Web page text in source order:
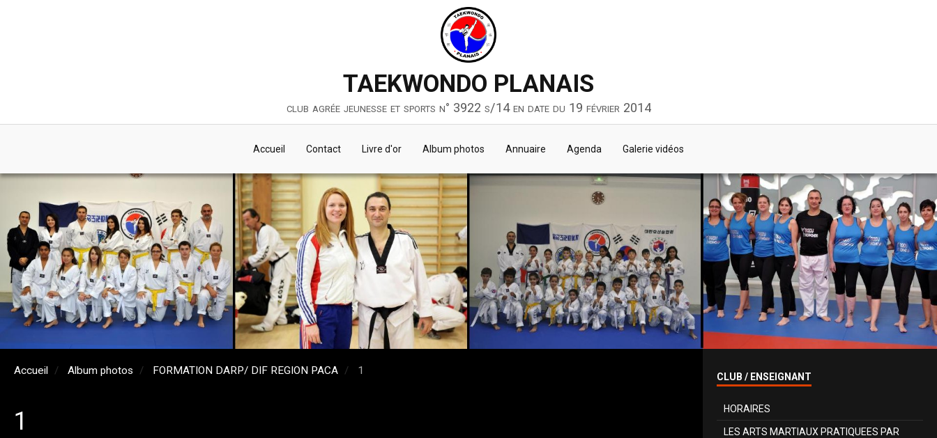
TAEKWONDO PLANAIS
club agrée jeunesse et sports n° 3922 s/14 en date du 19 février 2014
Accueil Contact Livre d'or Album photos Annuaire Agenda Galerie vidéos
Accueil Album photos FORMATION DARP/ DIF REGION PACA 1
1
CLUB / ENSEIGNANT
HORAIRES
LES ARTS MARTIAUX PRATIQUEES PAR